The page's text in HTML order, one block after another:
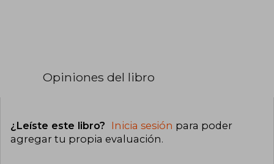
Opiniones del libro
¿Leíste este libro? Inicia sesión para poder
agregar tu propia evaluación.